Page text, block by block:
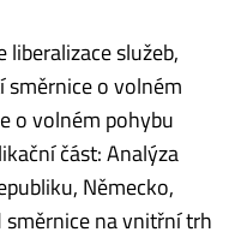
služeb,
o volném
o volném pohybu
část: Analýza
Německo,
na vnitřní trh